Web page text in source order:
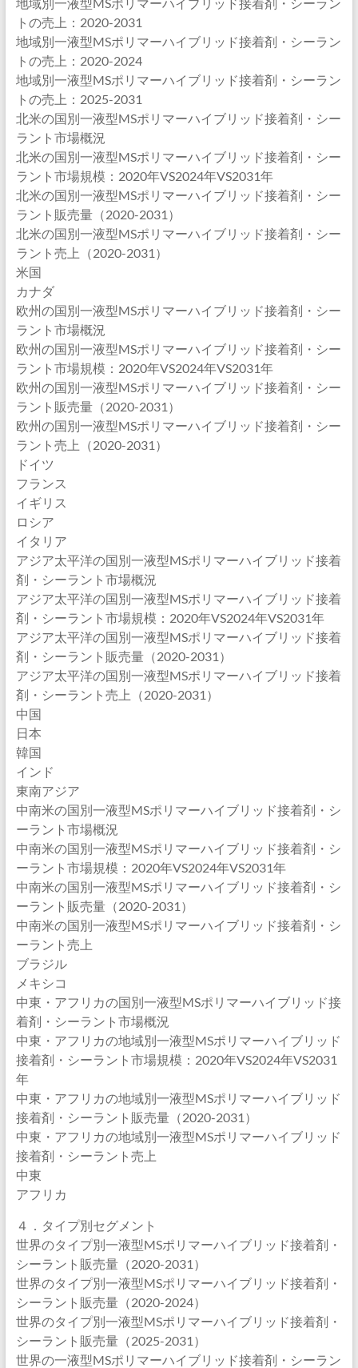
トの売上：2020-2031
地域別一液型MSポリマーハイブリッド接着剤・シーラン
トの売上：2020-2024
地域別一液型MSポリマーハイブリッド接着剤・シーラン
トの売上：2025-2031
北米の国別一液型MSポリマーハイブリッド接着剤・シー
ラント市場概況
北米の国別一液型MSポリマーハイブリッド接着剤・シー
ラント市場規模：2020年VS2024年VS2031年
北米の国別一液型MSポリマーハイブリッド接着剤・シー
ラント販売量（2020-2031）
北米の国別一液型MSポリマーハイブリッド接着剤・シー
ラント売上（2020-2031）
米国
カナダ
欧州の国別一液型MSポリマーハイブリッド接着剤・シー
ラント市場概況
欧州の国別一液型MSポリマーハイブリッド接着剤・シー
ラント市場規模：2020年VS2024年VS2031年
欧州の国別一液型MSポリマーハイブリッド接着剤・シー
ラント販売量（2020-2031）
欧州の国別一液型MSポリマーハイブリッド接着剤・シー
ラント売上（2020-2031）
ドイツ
フランス
イギリス
ロシア
イタリア
アジア太平洋の国別一液型MSポリマーハイブリッド接着
剤・シーラント市場概況
アジア太平洋の国別一液型MSポリマーハイブリッド接着
剤・シーラント市場規模：2020年VS2024年VS2031年
アジア太平洋の国別一液型MSポリマーハイブリッド接着
剤・シーラント販売量（2020-2031）
アジア太平洋の国別一液型MSポリマーハイブリッド接着
剤・シーラント売上（2020-2031）
中国
日本
韓国
インド
東南アジア
中南米の国別一液型MSポリマーハイブリッド接着剤・シ
ーラント市場概況
中南米の国別一液型MSポリマーハイブリッド接着剤・シ
ーラント市場規模：2020年VS2024年VS2031年
中南米の国別一液型MSポリマーハイブリッド接着剤・シ
ーラント販売量（2020-2031）
中南米の国別一液型MSポリマーハイブリッド接着剤・シ
ーラント売上
ブラジル
メキシコ
中東・アフリカの国別一液型MSポリマーハイブリッド接
着剤・シーラント市場概況
中東・アフリカの地域別一液型MSポリマーハイブリッド
接着剤・シーラント市場規模：2020年VS2024年VS2031
年
中東・アフリカの地域別一液型MSポリマーハイブリッド
接着剤・シーラント販売量（2020-2031）
中東・アフリカの地域別一液型MSポリマーハイブリッド
接着剤・シーラント売上
中東
アフリカ
４．タイプ別セグメント
世界のタイプ別一液型MSポリマーハイブリッド接着剤・
シーラント販売量（2020-2031）
世界のタイプ別一液型MSポリマーハイブリッド接着剤・
シーラント販売量（2020-2024）
世界のタイプ別一液型MSポリマーハイブリッド接着剤・
シーラント販売量（2025-2031）
世界の一液型MSポリマーハイブリッド接着剤・シーラン